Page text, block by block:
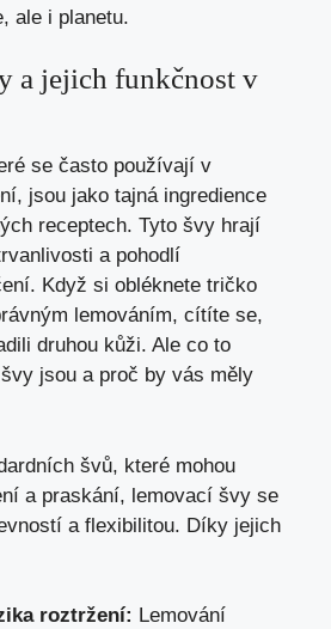
ale i planetu.
a jejich funkčnost v
se často používají v
jsou jako tajná ingredience
receptech. Tyto švy hrají
a pohodlí
Když si obléknete tričko
lemováním, cítíte se,
druhou kůži. Ale co to
jsou a proč by vás měly
švů, které mohou
a praskání, lemovací švy se
a flexibilitou. Díky jejich
roztržení: Lemování